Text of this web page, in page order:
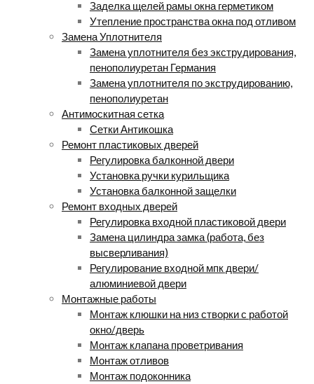
Заделка щелей рамы окна герметиком
Утепление пространства окна под отливом
Замена Уплотнителя
Замена уплотнителя без экструдирования,
пенополиуретан Германия
Замена уплотнителя по экструдированию,
пенополиуретан
Антимоскитная сетка
Сетки Антикошка
Ремонт пластиковых дверей
Регулировка балконной двери
Установка ручки курильщика
Установка балконной защелки
Ремонт входных дверей
Регулировка входной пластиковой двери
Замена цилиндра замка (работа, без
высверливания)
Регулирование входной мпк двери/
алюминиевой двери
Монтажные работы
Монтаж клюшки на низ створки с работой
окно/дверь
Монтаж клапана проветривания
Монтаж отливов
Монтаж подоконника